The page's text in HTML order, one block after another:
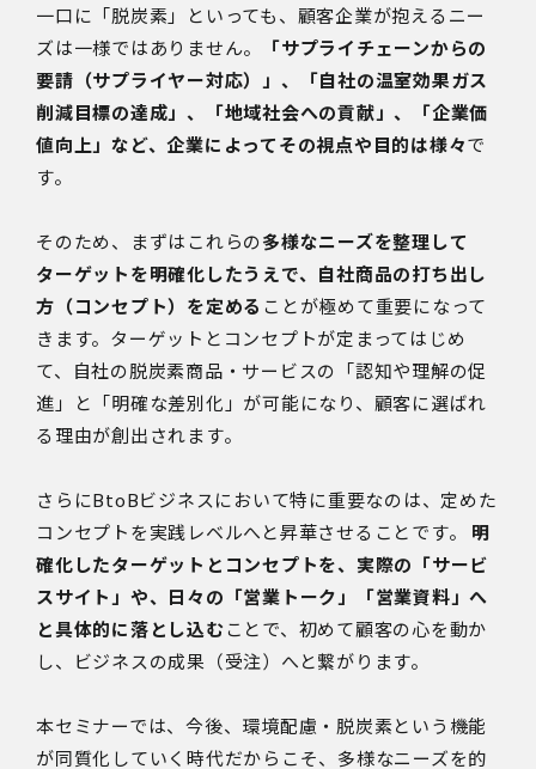
一口に「脱炭素」といっても、顧客企業が抱えるニー
ズは一様ではありません。
「サプライチェーンからの
要請（サプライヤー対応）」、「自社の温室効果ガス
削減目標の達成」、「地域社会への貢献」、「企業価
値向上」など、企業によってその視点や目的は様々で
す。
そのため、まずはこれらの多様なニーズを整理して
ターゲットを明確化したうえで、自社商品の打ち出し
方（コンセプト）を定める ことが極めて重要になって
きます。ターゲットとコンセプトが定まってはじめ
て、自社の脱炭素商品・サービスの「認知や理解の促
進」と「明確な差別化」が可能になり、顧客に選ばれ
る理由が創出されます。
さらにBtoBビジネスにおいて特に重要なのは、定めた
コンセプトを実践レベルへと昇華させることです。
明
確化したターゲットとコンセプトを、実際の「サービ
スサイト」や、日々の「営業トーク」「営業資料」へ
と具体的に落とし込むことで、初めて顧客の心を動か
し、ビジネスの成果（受注）へと繋がります。
本セミナーでは、今後、環境配慮・脱炭素という機能
が同質化していく時代だからこそ、多様なニーズを的